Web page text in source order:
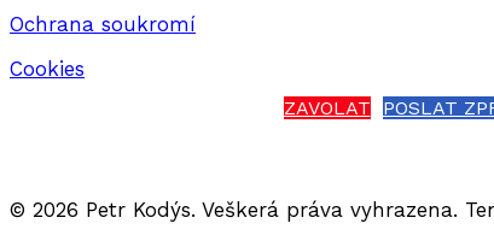
Ochrana soukromí
Cookies
ZAVOLAT POSLAT
© 2026 Petr Kodýs. Veškerá práva vyhrazena.